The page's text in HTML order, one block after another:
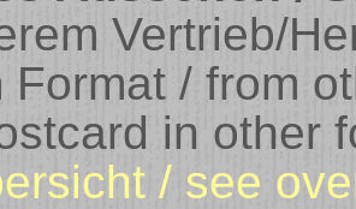
Vertrieb/
Format / from
in other
/ see